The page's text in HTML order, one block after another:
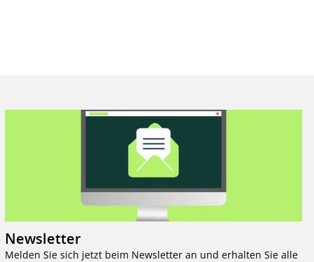
Newsletter
Melden Sie sich jetzt beim Newsletter an und erhalten Sie alle